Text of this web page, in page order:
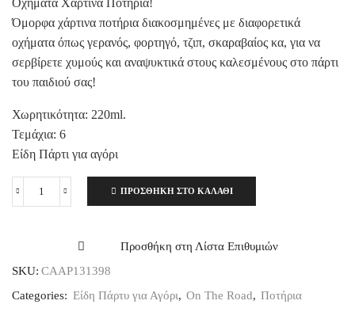
Όμορφα χάρτινα ποτήρια διακοσμημένες με διαφορετικά
οχήματα όπως γερανός, φορτηγό, τζιπ, σκαραβαίος κα, για να
σερβίρετε χυμούς και αναψυκτικά στους καλεσμένους στο πάρτι
του παιδιού σας!
Χωρητικότητα: 220ml.
Τεμάχια: 6
Είδη Πάρτι για αγόρι
Οχήματα
τεμ.
ποσότητα
ΠΡΟΣΘΉΚΗ ΣΤΟ ΚΑΛΆΘΙ
Προσθήκη στη Λίστα Επιθυμιών
SKU: CAAP131398
Categories: Είδη Πάρτυ για Αγόρι, On The Road, Ποτήρια